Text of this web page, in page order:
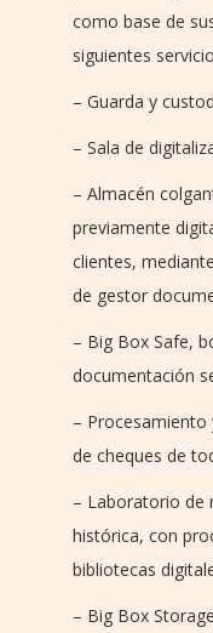
como base de
siguientes
– Guarda y
– Sala de
– Almacén
previamente
clientes,
de gestor
– Big Box Safe,
documentación
–
de cheques de
– Laboratorio de
histórica, con
bibliotecas
– Big Box